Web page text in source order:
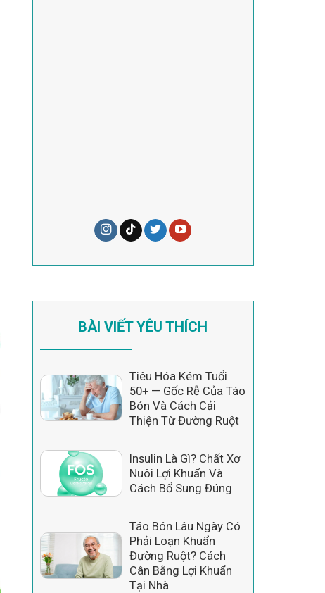
BÀI VIẾT YÊU THÍCH
Tiêu Hóa Kém Tuổi
50+ — Gốc Rễ Của Táo
Bón Và Cách Cải
Thiện Từ Đường Ruột
Insulin Là Gì? Chất Xơ
Nuôi Lợi Khuẩn Và
Cách Bổ Sung Đúng
Táo Bón Lâu Ngày Có
Phải Loạn Khuẩn
Đường Ruột? Cách
Cân Bằng Lợi Khuẩn
Tại Nhà